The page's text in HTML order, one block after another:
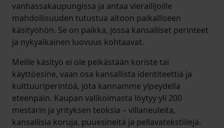
vanhassakaupungissa ja antaa vierailijoille
mahdollisuuden tutustua aitoon paikalliseen
käsityöhön. Se on paikka, jossa kansalliset perinteet
ja nykyaikainen luovuus kohtaavat.
Meille käsityö ei ole pelkästään koriste tai
käyttöesine, vaan osa kansallista identiteettiä ja
kulttuuriperintöä, jota kannamme ylpeydellä
eteenpäin. Kaupan valikoimasta löytyy yli 200
mestarin ja yrityksen teoksia – villaneuleita,
kansallisia koruja, puuesineitä ja pellavatekstiilejä.